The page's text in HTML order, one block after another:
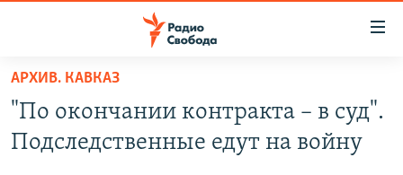
упрощенного
доступа
Вернуться
ПРОГРАММЫ
АРХИВ. КАВКАЗ
"По окончании контракта – в суд".
Подследственные едут на войну